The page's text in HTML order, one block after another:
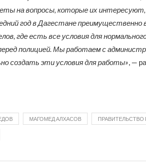
на вопросы, которые их
год в Дагестане преимущественно
где есть все условия для
полицией. Мы работаем с
создать эти условия для работы», —
МАГОМЕД АЛХАСОВ ПРАВИТЕЛЬСТВО